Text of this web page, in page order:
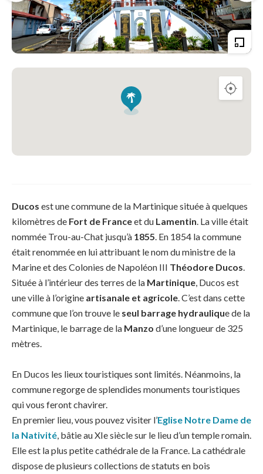
Ducos est une commune de la Martinique située à quelques
kilomètres de Fort de Franceet du Lamentin. La ville était
nommée Trou-au-Chat jusqu’à 1855. En 1854 la commune
était renommée en lui attribuant le nom du ministre de la
Marine et des Colonies de Napoléon III Théodore Ducos.
Située à l’intérieur des terres de la Martinique, Ducos est
une ville à l’origine artisanale et agricole. C’est dans cette
commune que l’on trouve le seul barrage hydraulique de la
Martinique, le barrage de la Manzo d’une longueur de 325
mètres.
En Ducos les lieux touristiques sont limités. Néanmoins, la
commune regorge de splendides monuments touristiques
qui vous feront chavirer.
En premier lieu, vous pouvez visiter l’Eglise Notre Dame de
la Nativité, bâtie au XIe siècle sur le lieu d’un temple romain.
Elle est la plus petite cathédrale de la France. La cathédrale
dispose de plusieurs collections de statuts en bois